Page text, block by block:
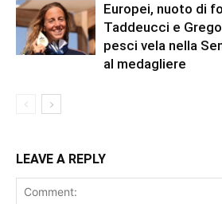
Europei, nuoto di
Taddeucci e
pesci vela nella
al medagliere
LEAVE A REPLY